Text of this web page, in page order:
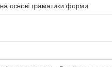
основі граматики форми